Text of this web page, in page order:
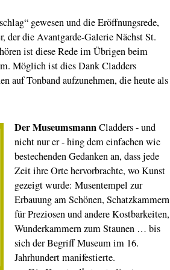
gewesen und die Eröffnungsrede,
der die Avantgarde-Galerie Nächst St.
ist diese Rede im Übrigen beim
Möglich ist dies Dank Cladders
auf Tonband aufzunehmen, die heute als
Der MuseumsmannCladders - und
nicht nur er - hing dem einfachen wie
bestechenden Gedanken an, dass jede
Zeit ihre Orte hervorbrachte, wo Kunst
gezeigt wurde: Musentempel zur
Erbauung am Schönen, Schatzkammern
für Preziosen und andere Kostbarkeiten,
Wunderkammern zum Staunen … bis
sich der Begriff Museum im 16.
Jahrhundert manifestierte.